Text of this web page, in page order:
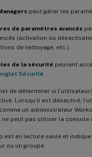
peut gérer les
de paramètres avancés
(activation ou
de nettoyage, etc.).
de la sécurité peuvent
Sécurité
de déterminer si
Lorsqu’il est désactivé,
un administrateur
ne peut pas utiliser la console
est en lecture seule et
ou un groupe.